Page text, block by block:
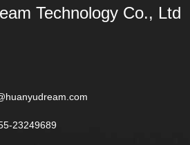
Technology Co., Ltd
23249689